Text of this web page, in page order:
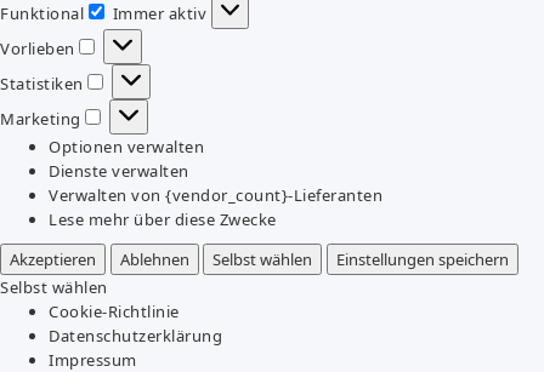
Funktional
Funktional
Immer aktiv
Vorlieben
Vorlieben
Statistiken
Statistiken
Marketing
Marketing
Optionen verwalten
Dienste verwalten
Verwalten von {vendor_count}-Lieferanten
Lese mehr über diese Zwecke
Akzeptieren
Ablehnen Selbst wählen
Einstellungen speichern
Selbst wählen
Cookie-Richtlinie
Datenschutzerklärung
Impressum